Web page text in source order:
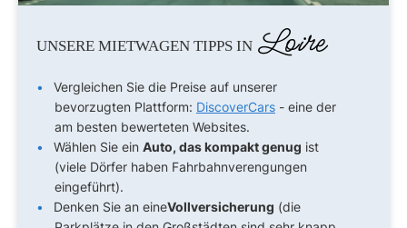
UNSERE MIETWAGEN TIPPS IN Loire
Vergleichen Sie die Preise auf unserer
bevorzugten Plattform: DiscoverCars - eine der
am besten bewerteten Websites.
Wählen Sie ein Auto, das kompakt genug ist
(viele Dörfer haben Fahrbahnverengungen
eingeführt).
Denken Sie an eineVollversicherung (die